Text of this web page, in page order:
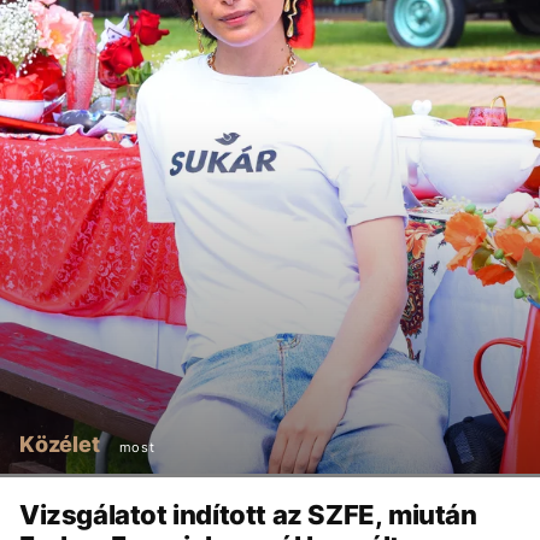
Közélet most
Vizsgálatot indított az SZFE, miután